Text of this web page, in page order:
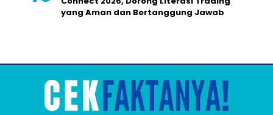
yang Aman dan Bertanggung Jawab